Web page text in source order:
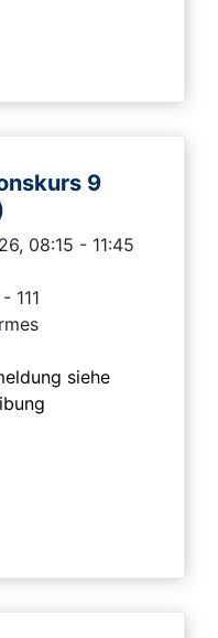
9
08:15 - 11:45
111
siehe